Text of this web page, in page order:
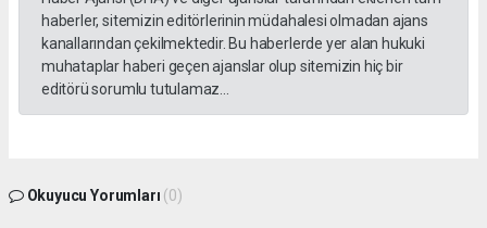
haberler, sitemizin editörlerinin müdahalesi olmadan ajans
kanallarından çekilmektedir. Bu haberlerde yer alan hukuki
muhataplar haberi geçen ajanslar olup sitemizin hiç bir
editörü sorumlu tutulamaz...
Okuyucu Yorumları (0)